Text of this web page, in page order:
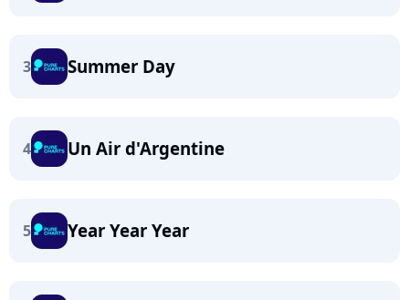
3 Summer Day
4 Un Air d'Argentine
5 Year Year Year